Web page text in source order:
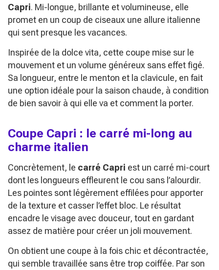
Capri. Mi-longue, brillante et volumineuse, elle
promet en un coup de ciseaux une allure italienne
qui sent presque les vacances.
Inspirée de la dolce vita, cette coupe mise sur le
mouvement et un volume généreux sans effet figé.
Sa longueur, entre le menton et la clavicule, en fait
une option idéale pour la saison chaude, à condition
de bien savoir à qui elle va et comment la porter.
Coupe Capri : le carré mi-long au
charme italien
Concrètement, le carré Capri est un carré mi-court
dont les longueurs effleurent le cou sans l’alourdir.
Les pointes sont légèrement effilées pour apporter
de la texture et casser l’effet bloc. Le résultat
encadre le visage avec douceur, tout en gardant
assez de matière pour créer un joli mouvement.
On obtient une coupe à la fois chic et décontractée,
qui semble travaillée sans être trop coiffée. Par son